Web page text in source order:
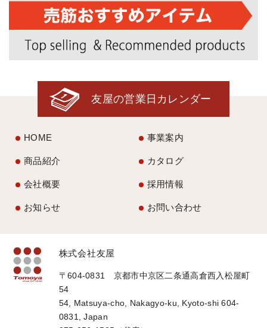
友屋の営業日カレンダー
HOME 事業案内
商品紹介 カタログ
会社概要 採用情報
お知らせ お問い合わせ
株式会社友屋
〒604-0831 京都市中京区二条通高倉西入松屋町
54
54, Matsuya-cho, Nakagyo-ku, Kyoto-shi 604-
0831, Japan